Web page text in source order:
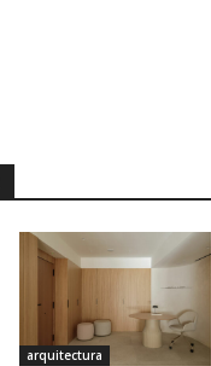
arquitectura